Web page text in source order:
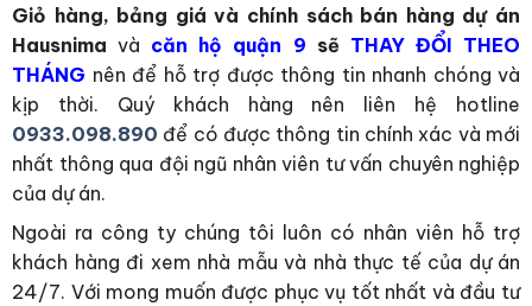
Giỏ hàng, bảng giá và chính sách bán hàng dự án
Hausnima và căn hộ quận 9 sẽ THAY ĐỔI THEO
THÁNG nên để hỗ trợ được thông tin nhanh chóng và
kịp thời. Quý khách hàng nên liên hệ hotline
0933.098.890 để có được thông tin chính xác và mới
nhất thông qua đội ngũ nhân viên tư vấn chuyên nghiệp
của dự án.
Ngoài ra công ty chúng tôi luôn có nhân viên hỗ trợ
khách hàng đi xem nhà mẫu và nhà thực tế của dự án
24/7. Với mong muốn được phục vụ tốt nhất và đầu tư